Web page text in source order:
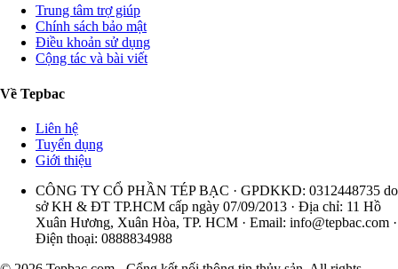
Trung tâm trợ giúp
Chính sách bảo mật
Điều khoản sử dụng
Cộng tác và bài viết
Về Tepbac
Liên hệ
Tuyển dụng
Giới thiệu
CÔNG TY CỔ PHẦN TÉP BẠC · GPDKKD: 0312448735 do
sở KH & ĐT TP.HCM cấp ngày 07/09/2013 · Địa chỉ: 11 Hồ
Xuân Hương, Xuân Hòa, TP. HCM · Email: info@tepbac.com ·
Điện thoại: 0888834988